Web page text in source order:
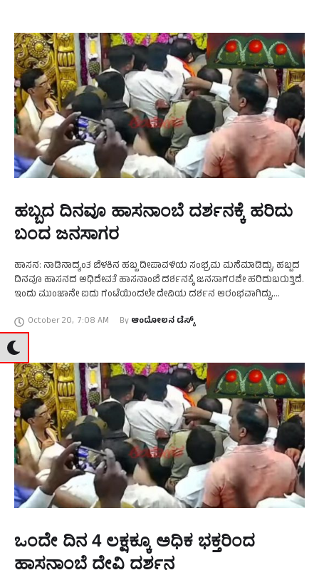
ಹಬ್ಬದ ದಿನವೂ ಹಾಸನಾಂಬೆ ದರ್ಶನಕ್ಕೆ ಹರಿದು
ಬಂದ ಜನಸಾಗರ
ಹಾಸನ: ನಾಡಿನಾದ್ಯಂತ ಬೆಳಕಿನ ಹಬ್ಬ ದೀಪಾವಳಿಯ ಸಂಭ್ರಮ ಮನೆಮಾಡಿದ್ದು, ಹಬ್ಬದ
ದಿನವೂ ಹಾಸನದ ಅಧಿದೇವತೆ ಹಾಸನಾಂಬೆ ದರ್ಶನಕ್ಕೆ ಜನಸಾಗರವೇ ಹರಿದುಬರುತ್ತಿದೆ.
ಇಂದು ಮುಂಜಾನೇ ಐದು ಗಂಟೆಯಿಂದಲೇ ದೇವಿಯ ದರ್ಶನ ಆರಂಭವಾಗಿದ್ದು,
October 20, 7:08 AM By ಆಂದೋಲನ ಡೆಸ್ಕ್
ಒಂದೇ ದಿನ 4 ಲಕ್ಷಕ್ಕೂ ಅಧಿಕ ಭಕ್ತರಿಂದ
ಹಾಸನಾಂಬೆ ದೇವಿ ದರ್ಶನ